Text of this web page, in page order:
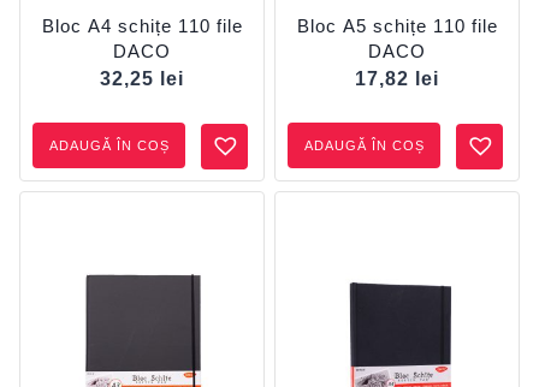
Bloc A4 schițe 110 file
DACO
32,25
lei
ADAUGĂ ÎN COȘ
Bloc A5 schițe 110 file
DACO
17,82
lei
ADAUGĂ ÎN COȘ